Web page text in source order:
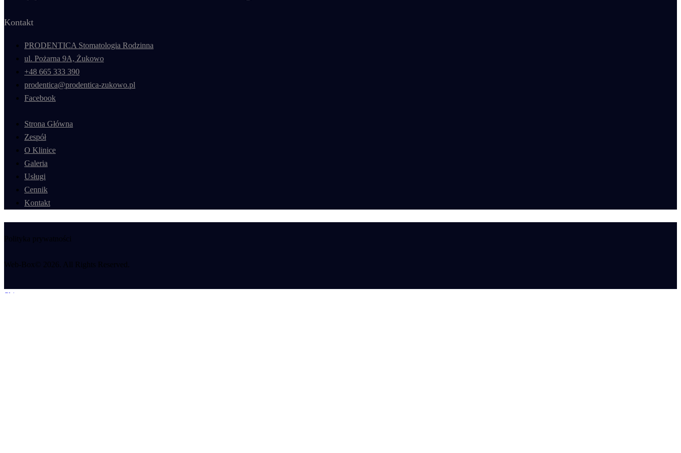
Kontakt
PRODENTICA Stomatologia Rodzinna
ul. Pożarna 9A, Żukowo
+48 665 333 390
prodentica@prodentica-zukowo.pl
Facebook
Strona Główna
Zespół
O Klinice
Galeria
Usługi
Cennik
Kontakt
Polityka prywatności
Web-Box© 2026. All Rights Reserved.
Skip to content